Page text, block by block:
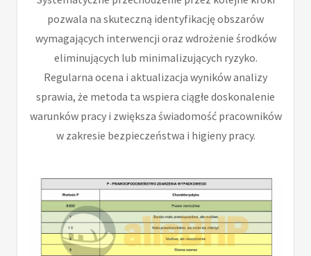
pozwala na skuteczną identyfikację obszarów
wymagających interwencji oraz wdrożenie środków
eliminujących lub minimalizujących ryzyko.
Regularna ocena i aktualizacja wyników analizy
sprawia, że metoda ta wspiera ciągłe doskonalenie
warunków pracy i zwiększa świadomość pracowników
w zakresie bezpieczeństwa i higieny pracy.